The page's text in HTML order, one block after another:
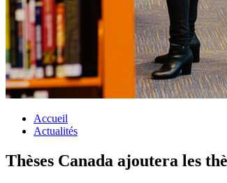
Accueil
Actualités
Thèses Canada ajoutera les